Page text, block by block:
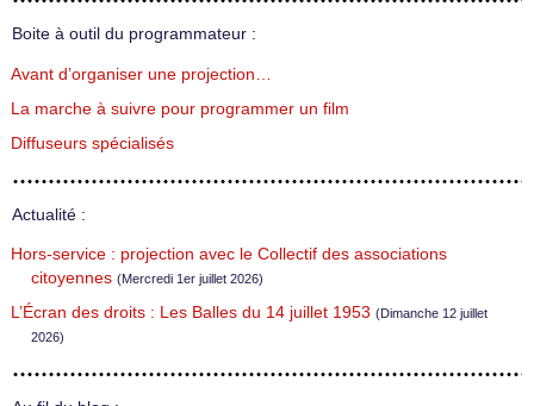
Boite à outil du programmateur :
Avant d’organiser une projection…
La marche à suivre pour programmer un film
Diffuseurs spécialisés
Actualité :
Hors-service : projection avec le Collectif des associations
citoyennes (Mercredi 1er juillet 2026)
L’Écran des droits : Les Balles du 14 juillet 1953 (Dimanche 12 juillet
2026)